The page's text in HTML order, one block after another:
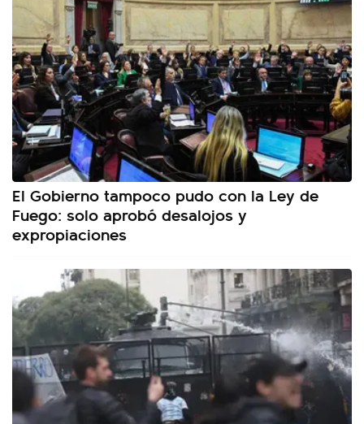
El Gobierno tampoco pudo con la Ley de
Fuego: solo aprobó desalojos y
expropiaciones